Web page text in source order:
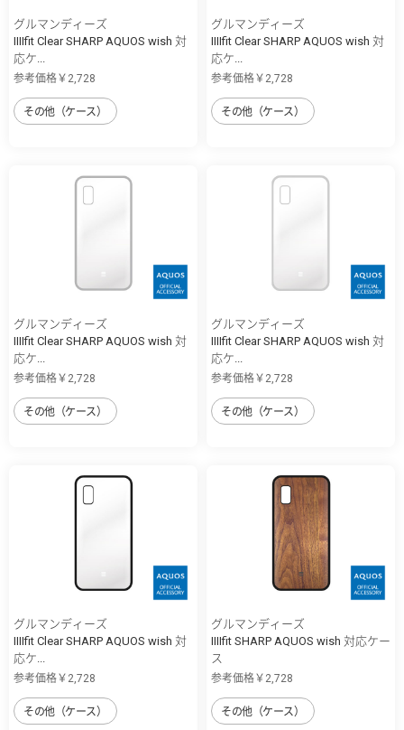
グルマンディーズ
IIIIfit Clear SHARP AQUOS wish 対
応ケ...
参考価格￥2,728
その他（ケース）
グルマンディーズ
IIIIfit Clear SHARP AQUOS wish 対
応ケ...
参考価格￥2,728
その他（ケース）
グルマンディーズ
IIIIfit Clear SHARP AQUOS wish 対
応ケ...
参考価格￥2,728
その他（ケース）
グルマンディーズ
IIIIfit Clear SHARP AQUOS wish 対
応ケ...
参考価格￥2,728
その他（ケース）
グルマンディーズ
IIIIfit Clear SHARP AQUOS wish 対
応ケ...
参考価格￥2,728
その他（ケース）
グルマンディーズ
IIIIfit SHARP AQUOS wish 対応ケー
ス
参考価格￥2,728
その他（ケース）